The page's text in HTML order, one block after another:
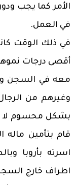
الأمر كما يجب
في العمل.
في ذلك الوقت
أقصى درجات
معه في السجن
وغيرهم من
بشكل محسوم لا
قام بتأمين ماله
اسرته بأروبا
اطراف خارج